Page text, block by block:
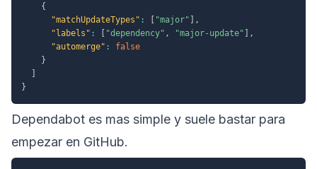
{
"matchUpdateTypes" : "major"
,
"labels" : "dependency" , "major-update"
,
"automerge" :
false
}
}
Dependabot es mas simple y suele bastar para
empezar en GitHub.